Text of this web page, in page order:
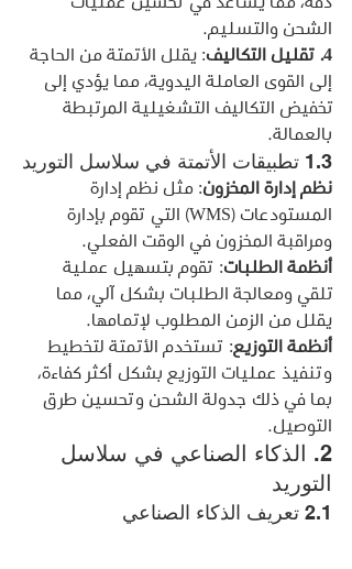
الشحن والتسليم.
4. تقليل التكاليف
: يقلل الأتمتة من الحاجة
إلى القوى العاملة اليدوية، مما يؤدي إلى
تخفيض التكاليف التشغيلية المرتبطة
بالعمالة.
1.3 تطبيقات الأتمتة في سلاسل التوريد
نظم إدارة المخزون: مثل نظم إدارة
المستودعات (WMS) التي تقوم بإدارة
ومراقبة المخزون في الوقت الفعلي.
أنظمة الطلبات: تقوم بتسهيل عملية
تلقي ومعالجة الطلبات بشكل آلي، مما
يقلل من الزمن المطلوب لإتمامها.
أنظمة التوزيع: تستخدم الأتمتة لتخطيط
وتنفيذ عمليات التوزيع بشكل أكثر كفاءة،
بما في ذلك جدولة الشحن وتحسين طرق
التوصيل.
2. الذكاء الصناعي في سلاسل
التوريد
2.1 تعريف الذكاء الصناعي